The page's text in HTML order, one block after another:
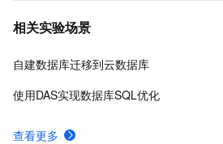
相关实验场景
自建数据库迁移到云数据库
使用DAS实现数据库SQL优化
查看更多